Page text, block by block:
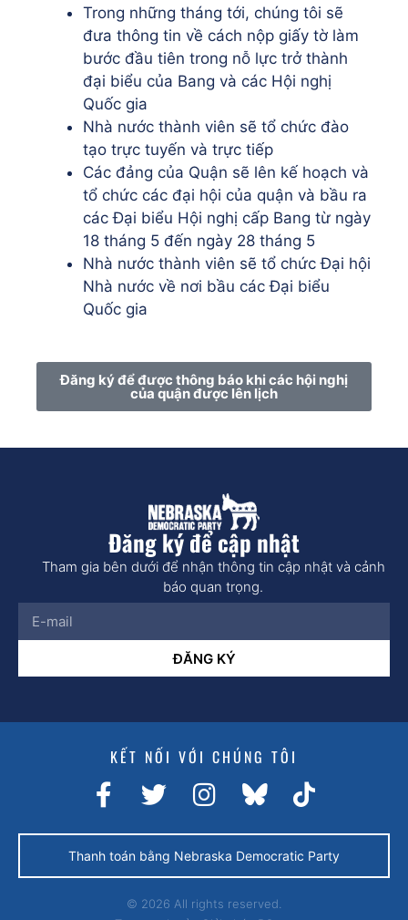
Trong những tháng tới, chúng tôi sẽ
đưa thông tin về cách nộp giấy tờ làm
bước đầu tiên trong nỗ lực trở thành
đại biểu của Bang và các Hội nghị
Quốc gia
Nhà nước thành viên sẽ tổ chức đào
tạo trực tuyến và trực tiếp
Các đảng của Quận sẽ lên kế hoạch và
tổ chức các đại hội của quận và bầu ra
các Đại biểu Hội nghị cấp Bang từ ngày
18 tháng 5 đến ngày 28 tháng 5
Nhà nước thành viên sẽ tổ chức Đại hội
Nhà nước về nơi bầu các Đại biểu
Quốc gia
Đăng ký để được thông báo khi các hội nghị
của quận được lên lịch
Đăng ký để cập nhật
Tham gia bên dưới để nhận thông tin cập nhật và cảnh
báo quan trọng.
ĐĂNG KÝ
KẾT NỐI VỚI CHÚNG TÔI
Thanh toán bằng Nebraska Democratic Party
© 2026 All rights reserved.